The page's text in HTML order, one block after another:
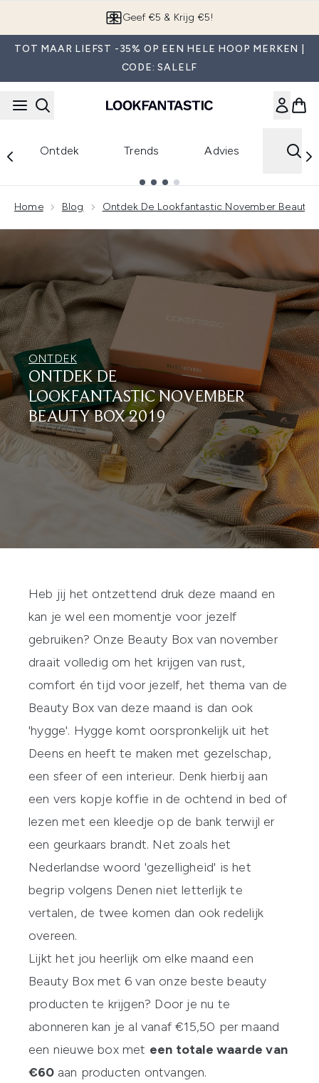
Geef €5 & Krijg €5!
TOT MAAR LIEFST -35% OP EEN HELE HOOP MERKEN |
CODE: SALELF
Ontdek Trends Advies
Home Blog Ontdek De Lookfantastic November Beauty
ONTDEK
ONTDEK DE
LOOKFANTASTIC NOVEMBER
BEAUTY BOX 2019
Heb jij het ontzettend druk deze maand en
kan je wel een momentje voor jezelf
gebruiken? Onze Beauty Box van november
draait volledig om het krijgen van rust,
comfort én tijd voor jezelf, het thema van de
Beauty Box van deze maand is dan ook
'hygge'. Hygge komt oorspronkelijk uit het
Deens en heeft te maken met gezelschap,
een sfeer of een interieur. Denk hierbij aan
een vers kopje koffie in de ochtend in bed of
lezen met een kleedje op de bank terwijl er
een geurkaars brandt. Net zoals het
Nederlandse woord 'gezelligheid' is het
begrip volgens Denen niet letterlijk te
vertalen, de twee komen dan ook redelijk
overeen.
Lijkt het jou heerlijk om elke maand een
Beauty Box met 6 van onze beste beauty
producten te krijgen? Door je nu te
abonneren kan je al vanaf €15,50 per maand
een nieuwe box met een totale waarde van
€60 aan producten ontvangen.